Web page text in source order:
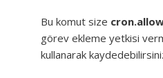
Bu komut size
görev ekleme yetkisi
kullanarak